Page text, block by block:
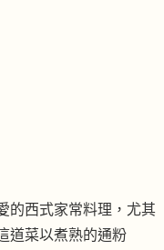
的西式家常料理，尤其
道菜以煮熟的通粉